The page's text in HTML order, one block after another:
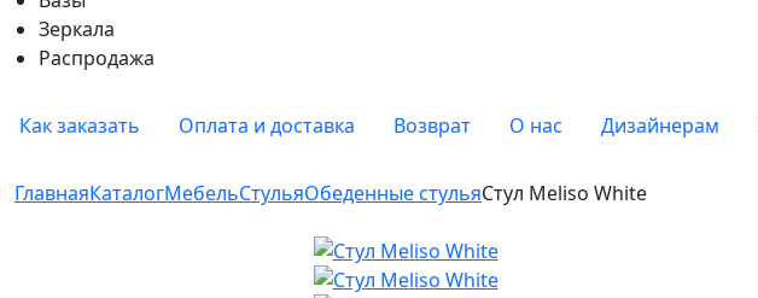
Зеркала
Распродажа
Как заказать Оплата и доставка Возврат О нас Дизайнерам
ГлавнаяКаталогМебельСтульяОбеденные стульяСтул Meliso White